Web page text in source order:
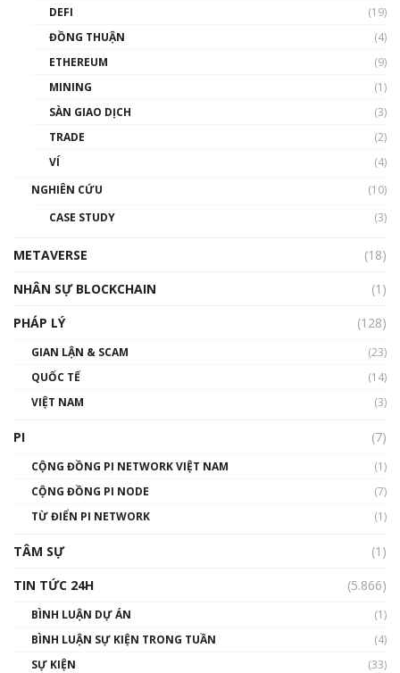
Phổ cập Blockchain
thống & Crypto qua các cuộc chiến | Phổ cập
01:32:59
gió ấm
Talkshow 14: MemeCoin – Trò đùa tỷ đô
01:29:26
DEFI
(19)
ĐỒNG THUẬN
(4)
ETHEREUM
(9)
MINING
(1)
SÀN GIAO DỊCH
(3)
TRADE
(2)
VÍ
(4)
NGHIÊN CỨU
(10)
CASE STUDY
(3)
METAVERSE
(18)
NHÂN SỰ BLOCKCHAIN
(1)
PHÁP LÝ
(128)
GIAN LẬN & SCAM
(23)
QUỐC TẾ
(14)
VIỆT NAM
(3)
PI (7)
CỘNG ĐỒNG PI NETWORK VIỆT NAM
(1)
CỘNG ĐỒNG PI NODE
(7)
TỪ ĐIỂN PI NETWORK
(1)
TÂM SỰ
(1)
TIN TỨC 24H
(5.866)
BÌNH LUẬN DỰ ÁN
(1)
BÌNH LUẬN SỰ KIỆN TRONG TUẦN
(4)
SỰ KIỆN
(33)